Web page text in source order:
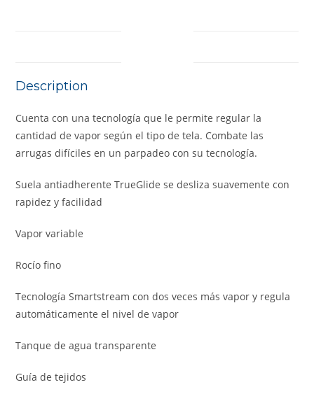
Description
Cuenta con una tecnología que le permite regular la
cantidad de vapor según el tipo de tela. Combate las
arrugas difíciles en un parpadeo con su tecnología.
Suela antiadherente TrueGlide se desliza suavemente con
rapidez y facilidad
Vapor variable
Rocío fino
Tecnología Smartstream con dos veces más vapor y regula
automáticamente el nivel de vapor
Tanque de agua transparente
Guía de tejidos